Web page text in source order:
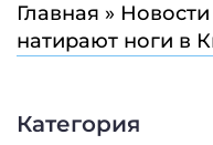
Главная » Новости
натирают ноги в
Категория